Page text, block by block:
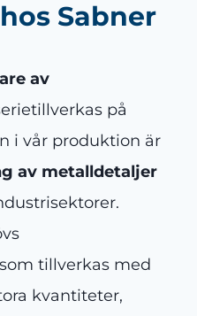
Sabner
av
på
i vår produktion är
av metalldetaljer
tillverkas med
kvantiteter,